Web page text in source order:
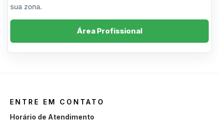
sua zona.
Área Profissional
ENTRE EM CONTATO
Horário de Atendimento